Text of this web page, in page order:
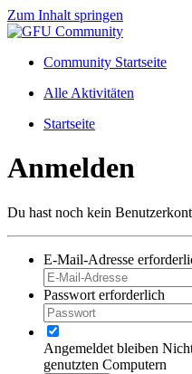
Zum Inhalt springen
Community Startseite
Alle Aktivitäten
Startseite
Anmelden
Du hast noch kein
E-Mail-Adresse
Passwort erforderlich
Angemeldet bleiben
genutzten Computern